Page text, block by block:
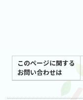
このページに関する
お問い合わせは